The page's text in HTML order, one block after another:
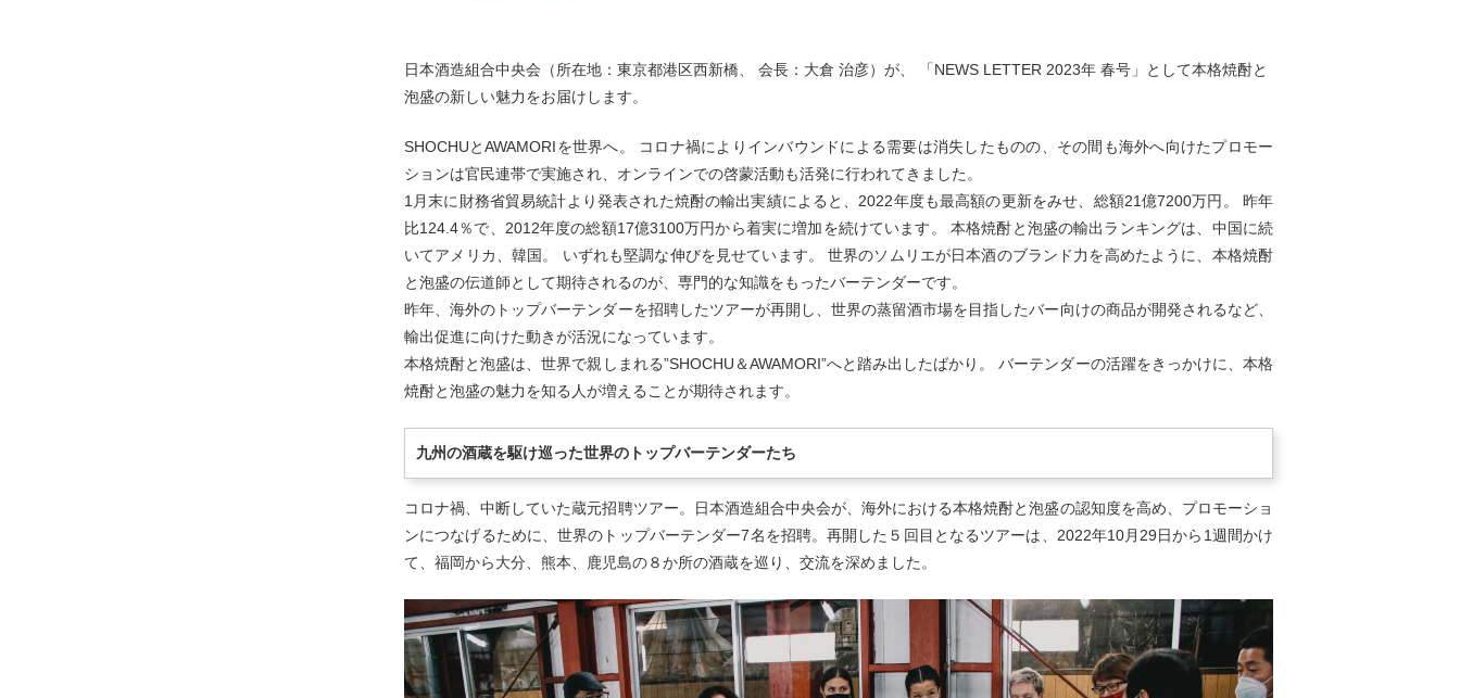
日本酒造組合中央会（所在地：東京都港区西新橋、 会長：大倉 治彦）が、 「NEWS LETTER 2023年 春号」として本格焼酎と
泡盛の新しい魅力をお届けします。
SHOCHUとAWAMORIを世界へ。 コロナ禍によりインバウンドによる需要は消失したものの、その間も海外へ向けたプロモー
ションは官民連帯で実施され、オンラインでの啓蒙活動も活発に行われてきました。
1月末に財務省貿易統計より発表された焼酎の輸出実績によると、2022年度も最高額の更新をみせ、総額21億7200万円。 昨年
比124.4％で、2012年度の総額17億3100万円から着実に増加を続けています。 本格焼酎と泡盛の輸出ランキングは、中国に続
いてアメリカ、韓国。 いずれも堅調な伸びを見せています。 世界のソムリエが日本酒のブランド力を高めたように、本格焼酎
と泡盛の伝道師として期待されるのが、専門的な知識をもったバーテンダーです。
昨年、海外のトップバーテンダーを招聘したツアーが再開し、世界の蒸留酒市場を目指したバー向けの商品が開発されるなど、
輸出促進に向けた動きが活況になっています。
本格焼酎と泡盛は、世界で親しまれる”SHOCHU＆AWAMORI”へと踏み出したばかり。 バーテンダーの活躍をきっかけに、本格
焼酎と泡盛の魅力を知る人が増えることが期待されます。
九州の酒蔵を駆け巡った世界のトップバーテンダーたち
コロナ禍、中断していた蔵元招聘ツアー。日本酒造組合中央会が、海外における本格焼酎と泡盛の認知度を高め、プロモーショ
ンにつなげるために、世界のトップバーテンダー7名を招聘。再開した５回目となるツアーは、2022年10月29日から1週間かけ
て、福岡から大分、熊本、鹿児島の８か所の酒蔵を巡り、交流を深めました。